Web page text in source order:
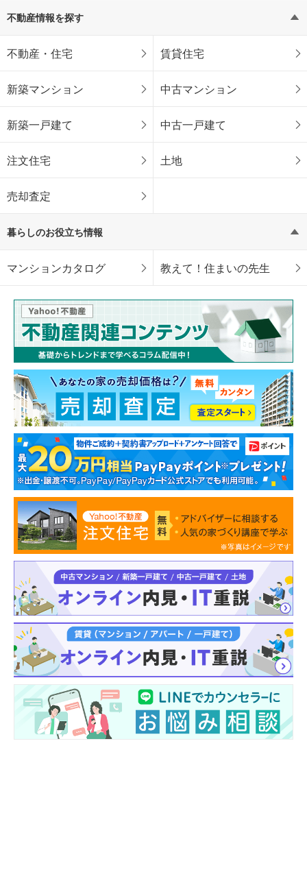
不動産情報を探す
不動産・住宅 賃貸住宅
新築マンション 中古マンション
新築一戸建て 中古一戸建て
注文住宅 土地
売却査定
暮らしのお役立ち情報
マンションカタログ 教えて！住まいの先生